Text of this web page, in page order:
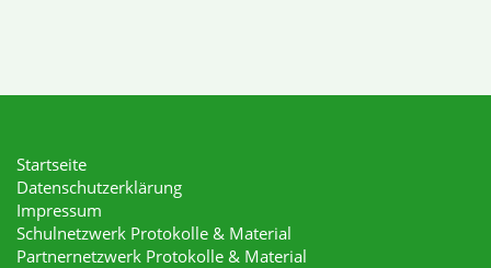
Startseite
Datenschutzerklärung
Impressum
Schulnetzwerk Protokolle & Material
Partnernetzwerk Protokolle & Material